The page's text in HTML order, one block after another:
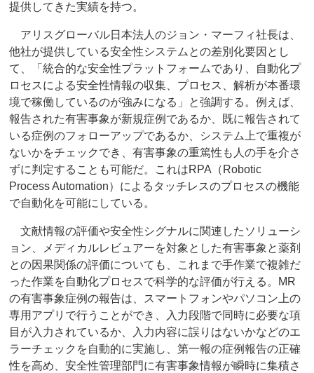
提供してきた実績を持つ。
アリスグローバル日本法人のジョン・マーフィ社長は、
他社が提供している安全性システムとの差別化要因とし
て、「統合的な安全性プラットフォームであり、自動化プ
ロセスによる安全性情報の収集、プロセス、解析が本番環
境で稼働しているのが強みになる」と強調する。例えば、
報告された有害事象が新規症例であるか、既に報告されて
いる症例のフォローアップであるか、システム上で重複が
ないかをチェックでき、有害事象の重篤性も人の手を介さ
ずに判定することも可能だ。これはRPA（Robotic
Process Automation）によるタッチレスのプロセスの機能
で自動化を可能にしている。
文献情報の評価や安全性シグナルに関連したソリューシ
ョン、メディカルレビュアーを対象とした有害事象と薬剤
との因果関係の評価についても、これまで手作業で複雑だ
った作業を自動化プロセスで科学的な評価が行える。MR
の有害事象症例の報告は、スマートフォンやパソコン上の
専用アプリで行うことができ、入力段階で同時に必要な項
目が入力されているか、入力内容に誤りはないかなどのエ
ラーチェックを自動的に実施し、第一報の症例報告の正確
性を高め、安全性管理部門に有害事象情報が瞬時に集積さ